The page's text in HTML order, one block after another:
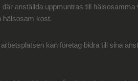
anställda uppmuntras till
hälsosam kost.
kan företag bidra till sina